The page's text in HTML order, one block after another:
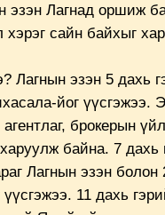
эзэн Лагнад оршиж
сайн байхыг
Лагнын эзэн 5 дахь
йог үүсгэжээ.
брокерын үйл
байна. 7 дахь
Лагнын эзэн болон
11 дахь